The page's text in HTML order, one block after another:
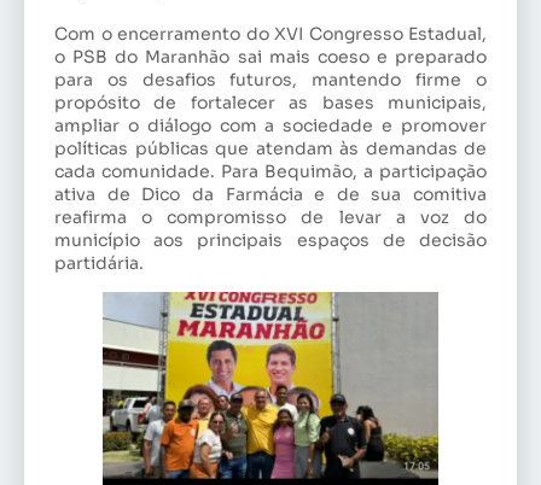
Com o encerramento do XVI Congresso Estadual,
o PSB do Maranhão sai mais coeso e preparado
para os desafios futuros, mantendo firme o
propósito de fortalecer as bases municipais,
ampliar o diálogo com a sociedade e promover
políticas públicas que atendam às demandas de
cada comunidade. Para Bequimão, a participação
ativa de Dico da Farmácia e de sua comitiva
reafirma o compromisso de levar a voz do
município aos principais espaços de decisão
partidária.